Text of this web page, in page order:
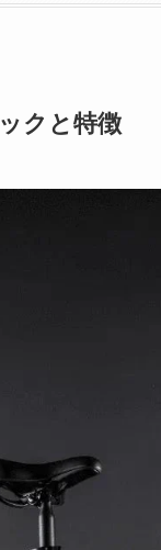
クと特徴